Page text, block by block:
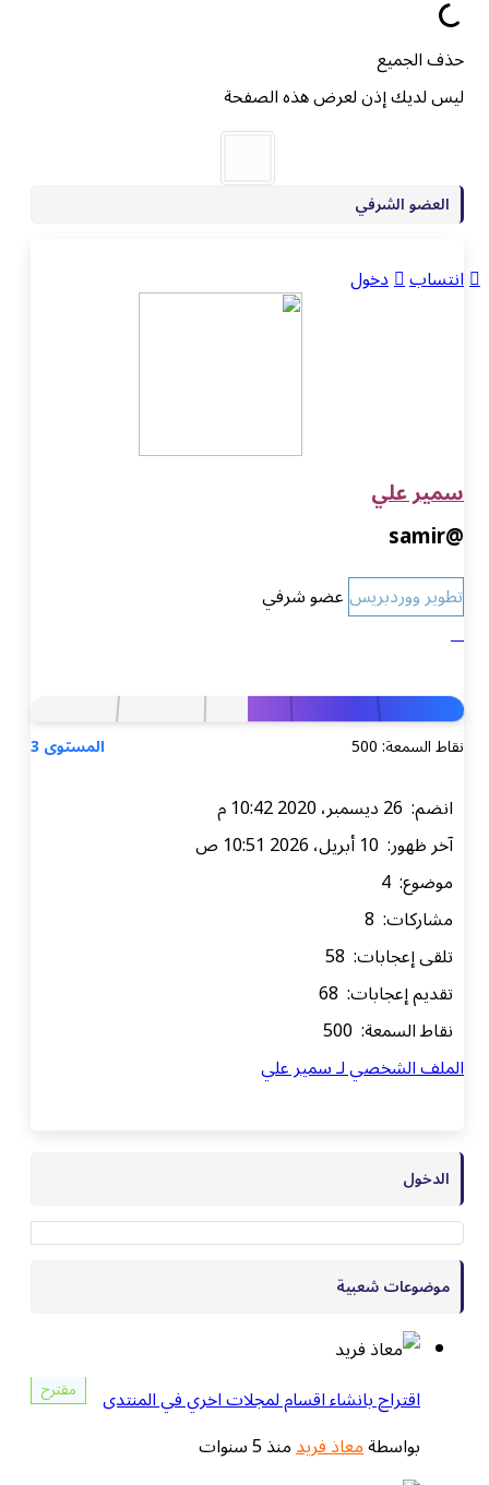
انتساب دخول
حذف الجميع
ليس لديك إذن لعرض هذه الصفحة
العضو الشرفي
سمير علي
@samir
تطوير ووردبريسعضو شرفي
نقاط السمعة: 500 المستوى 3
انضم: 26 ديسمبر، 2020 10:42 م
آخر ظهور: 10 أبريل، 2026 10:51 ص
موضوع: 4
مشاركات: 8
تلقى إعجابات: 58
تقديم إعجابات: 68
نقاط السمعة: 500
الملف الشخصي لـ سمير علي
الدخول
موضوعات شعبية
مقترح
اقتراح بانشاء اقسام لمجلات اخري في المنتدى
بواسطةمعاذ فريدمنذ 5 سنوات